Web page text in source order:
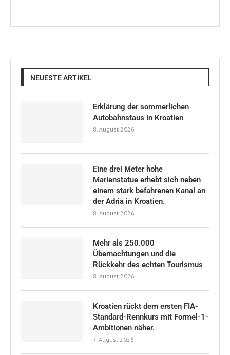
NEUESTE ARTIKEL
Erklärung der sommerlichen
Autobahnstaus in Kroatien
8. August 2026
Eine drei Meter hohe
Marienstatue erhebt sich neben
einem stark befahrenen Kanal an
der Adria in Kroatien.
8. August 2026
Mehr als 250.000
Übernachtungen und die
Rückkehr des echten Tourismus
8. August 2026
Kroatien rückt dem ersten FIA-
Standard-Rennkurs mit Formel-1-
Ambitionen näher.
7. August 2026